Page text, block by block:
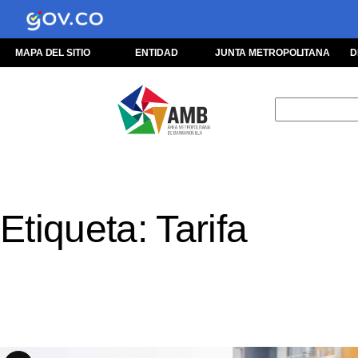
Saltar
contenido
MAPA DEL SITIO ENTIDAD JUNTA METROPOLITANA
Etiqueta: Tarifa